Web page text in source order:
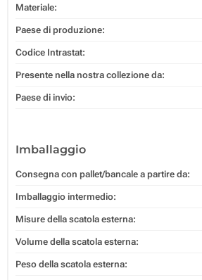
Materiale:
Paese di produzione:
Codice Intrastat:
Presente nella nostra collezione da:
Paese di invio:
Imballaggio
Consegna con pallet/bancale a partire da:
Imballaggio intermedio:
Misure della scatola esterna:
Volume della scatola esterna:
Peso della scatola esterna: